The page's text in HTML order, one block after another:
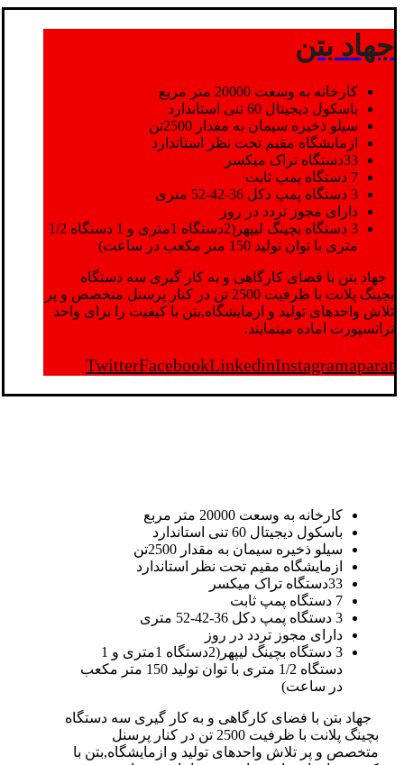
جهاد بتن
کارخانه به وسعت 20000 متر مربع
باسکول دیجیتال 60 تنی استاندارد
سیلو ذخیره سیمان به مقدار 2500تن
ازمایشگاه مقیم تحت نظر استاندارد
33دستگاه تراک میکسر
7 دستگاه پمپ ثابت
3 دستگاه پمپ دکل 36-42-52 متری
دارای مجوز تردد در روز
3 دستگاه بچینگ لیپهر(2دستگاه 1متری و 1 دستگاه 1/2
متری با توان تولید 150 متر مکعب در ساعت)
جهاد بتن با فضای کارگاهی و به کار گیری سه دستگاه
بچینگ پلانت با ظرفیت 2500 تن در کنار پرسنل متخصص و پر
تلاش واحدهای تولید و ازمایشگاه,بتن با کیفیت را برای واحد
ترانسپورت اماده مینمایند.
TwitterFacebookLinkedinInstagramaparat
کارخانه به وسعت 20000 متر مربع
باسکول دیجیتال 60 تنی استاندارد
سیلو ذخیره سیمان به مقدار 2500تن
ازمایشگاه مقیم تحت نظر استاندارد
33دستگاه تراک میکسر
7 دستگاه پمپ ثابت
3 دستگاه پمپ دکل 36-42-52 متری
دارای مجوز تردد در روز
3 دستگاه بچینگ لیپهر(2دستگاه 1متری و 1
دستگاه 1/2 متری با توان تولید 150 متر مکعب
در ساعت)
جهاد بتن با فضای کارگاهی و به کار گیری سه دستگاه
بچینگ پلانت با ظرفیت 2500 تن در کنار پرسنل
متخصص و پر تلاش واحدهای تولید و ازمایشگاه,بتن با